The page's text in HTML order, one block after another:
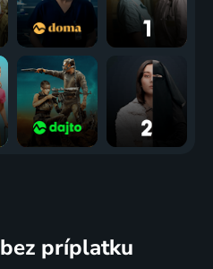
bez príplatku